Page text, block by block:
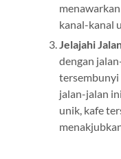
kanal-kanal
Jelajahi
dengan
tersembunyi
jalan-jalan
unik, kafe